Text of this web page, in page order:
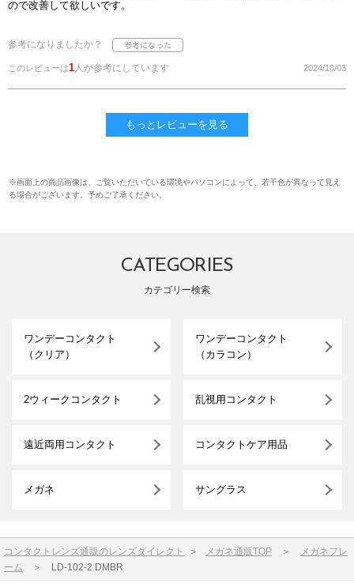
ので改善して欲しいです。
参考になりましたか？
このレビューは1 人が参考にしています 2024/10/03
もっとレビューを見る
※画面上の商品画像は、ご覧いただいている環境やパソコンによって、若干色が異なって見え
る場合がございます。予めご了承ください。
CATEGORIES
カテゴリー検索
ワンデーコンタクト
（クリア）
ワンデーコンタクト
（カラコン）
2ウィークコンタクト 乱視用コンタクト
遠近両用コンタクト コンタクトケア用品
メガネ サングラス
コンタクトレンズ通販のレンズダイレクト ＞ メガネ通販TOP ＞
メガネフレ
ーム
＞ LD-102-2 DMBR